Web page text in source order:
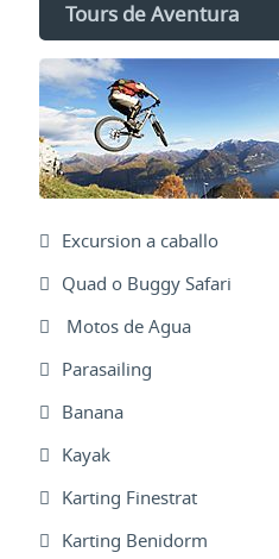
Tours de Aventura
Excursion a caballo
Quad o Buggy Safari
Motos de Agua
Parasailing
Banana
Kayak
Karting Finestrat
Karting Benidorm